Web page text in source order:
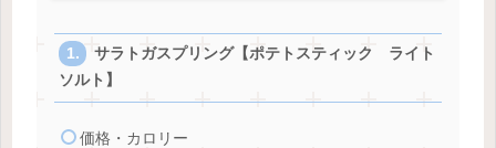
サラトガスプリング【ポテトスティック ライト
ソルト】
価格・カロリー